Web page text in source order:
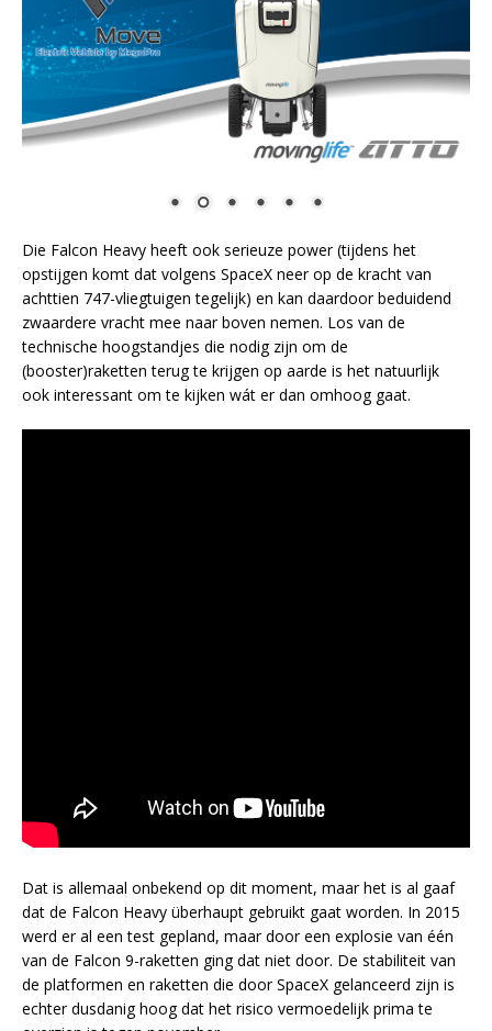
Die Falcon Heavy heeft ook serieuze power (tijdens het
opstijgen komt dat volgens SpaceX neer op de kracht van
achttien 747-vliegtuigen tegelijk) en kan daardoor beduidend
zwaardere vracht mee naar boven nemen. Los van de
technische hoogstandjes die nodig zijn om de
(booster)raketten terug te krijgen op aarde is het natuurlijk
ook interessant om te kijken wát er dan omhoog gaat.
Dat is allemaal onbekend op dit moment, maar het is al gaaf
dat de Falcon Heavy überhaupt gebruikt gaat worden. In 2015
werd er al een test gepland, maar door een explosie van één
van de Falcon 9-raketten ging dat niet door. De stabiliteit van
de platformen en raketten die door SpaceX gelanceerd zijn is
echter dusdanig hoog dat het risico vermoedelijk prima te